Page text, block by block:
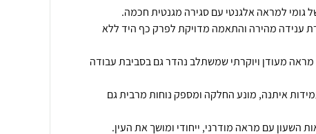
ענידה מהירה והתאמה מדויקת לפרק כף היד ללא
מראה מעודן ויוקרתי שמשתלב נהדר גם בסביבת עבודה
איתנה, מונע החלקה ומספק נוחות מרבית גם